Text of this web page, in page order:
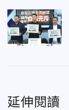
延伸閱讀